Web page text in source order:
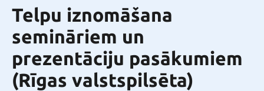
Telpu iznomāšana
semināriem un
prezentāciju pasākumiem
(Rīgas valstspilsēta)